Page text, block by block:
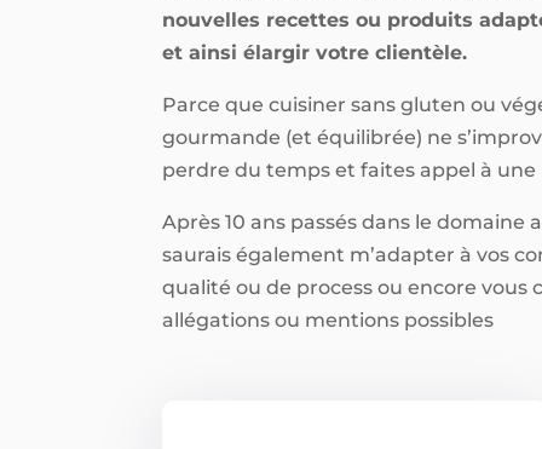
nouvelles recettes ou produits
et ainsi élargir votre clientèle.
Parce que cuisiner sans gluten ou
gourmande (et équilibrée) ne
perdre du temps et faites appel à une
Après 10 ans passés dans le domaine
saurais également m’adapter à vos
qualité ou de process ou encore vous
allégations ou mentions possibles